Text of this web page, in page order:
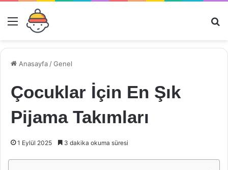
Menü
Anasayfa /Genel
Çocuklar İçin En Şık
Pijama Takımları
1 Eylül 2025 3 dakika okuma süresi